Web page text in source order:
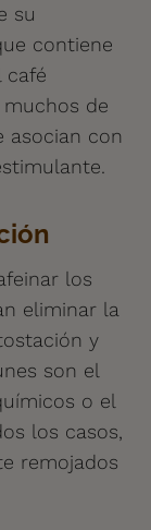
su
contiene
café
de
asocian con
los
eliminar la
y
son el
o el
los casos,
remojados